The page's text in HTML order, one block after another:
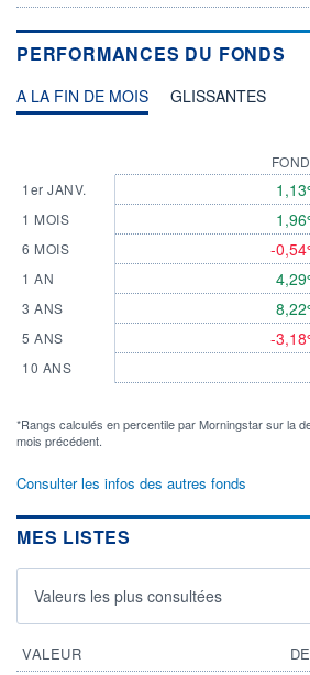
PERFORMANCES DU FONDS
A LA FIN DE MOIS GLISSANTES
1er JANV.
1 MOIS
6 MOIS
1 AN
3 ANS
5 ANS
10 ANS
-
-
*Rangs calculés en percentile par Morningstar sur la
mois précédent.
Consulter les infos des autres fonds
MES LISTES
Valeurs les plus consultées
VALEUR